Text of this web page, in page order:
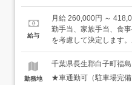
がら何層にも重ねてい
で仕上げます。・配管
着剤やヒートガン・溶
ることもできます。
「溶接」の中で最も仕
可）・モノづくりに興
センスも一切不要です
ず良い仕事ができるよ
向いています＞・子ど
方・黙々と没頭して仕
給与
月給 260,000円 ～
勤手当、家族手当、食
を考慮して決定します
すので、上記の上限以
勤務地
千葉県長生郡白子町福
★車通勤可（駐車場完